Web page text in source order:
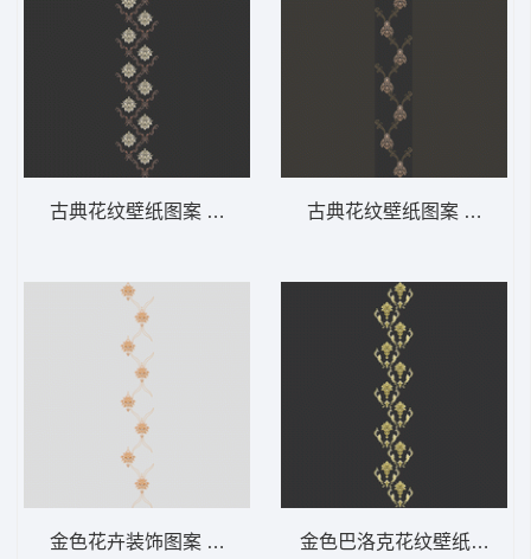
古典花纹壁纸图案 软装 装饰 窗帘
金色花卉装饰图案 软装 装饰 窗帘
古典花纹壁纸图案 软装 装
金色巴洛克花纹壁纸 软装